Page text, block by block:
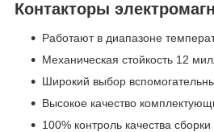
Контакторы
Работают в диапазоне
Механическая стойкость 12
Широкий выбор
Высокое качество
100% контроль качества сборки